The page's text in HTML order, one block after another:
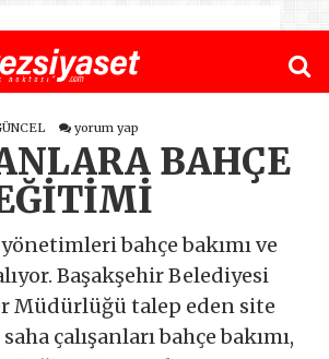
yorum yap
BAHÇE
bahçe bakımı ve
Başakşehir Belediyesi
Müdürlüğü talep eden site
çalışanları bahçe bakımı,